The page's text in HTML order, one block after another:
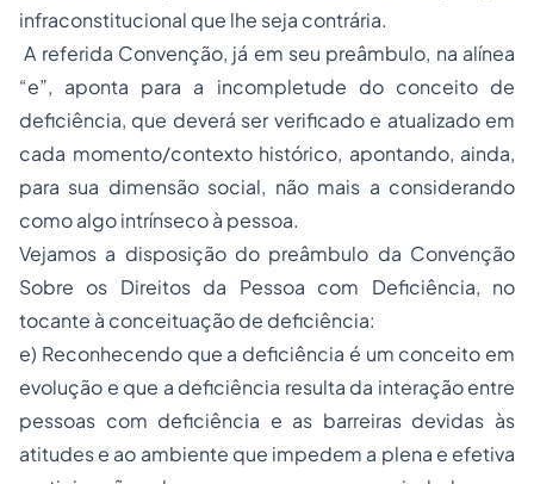
infraconstitucional que lhe seja contrária.
A referida Convenção, já em seu preâmbulo, na alínea
“e”, aponta para a incompletude do conceito de
deficiência, que deverá ser verificado e atualizado em
cada momento/contexto histórico, apontando, ainda,
para sua dimensão social, não mais a considerando
como algo intrínseco à pessoa.
Vejamos a disposição do preâmbulo da Convenção
Sobre os Direitos da Pessoa com Deficiência, no
tocante à conceituação de deficiência:
e) Reconhecendo que a deficiência é um conceito em
evolução e que a deficiência resulta da interação entre
pessoas com deficiência e as barreiras devidas às
atitudes e ao ambiente que impedem a plena e efetiva